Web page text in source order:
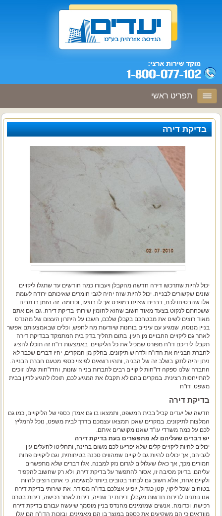
תפריט ראשי
בדיקת דירה
יכול להיות שתרכשו דירה חדשה מהקבלן ויעבורו כמה חודשים עד שתגלו ליקויים
שונים שקשורים לבנייה. יכול להיות שזה יהיה לגבי חומרים שאיכותם ירודה לעומת
אלו שהבטיחו לכם, דברים שצוינו במפרט אך לו בוצעו, וכדומה. זה הזמן בו תבינו
ששכחתם לנקוט בצעד מאוד חשוב שהוא להזמין שירותיבדיקת דירה. גם אם אתם
מאוד רוצים לשים את מבטחכם בקבלן שלכם, חשבו על היתרון העצום של מהנדס
בניין מנוסה, שמגיע עם עיניים בוחנות שיודעות מה לחפש, וכלים שבאמצעותם אפשר
לאתר גם ליקויים החבויים מן העין. בתום תהליך בדק בית המתמקד בבדיקת דירה
תקבלו לידיכם דו"ח מפורט שמכיל את כל הליקויים. באמצעות דו"ח זה תוכלו להציג
לחברת הבנייה את הדו"ח ולדרוש תיקונים. בחלק מן המקרים, יהיו דברים שכבר לא
ניתן יהיה לתקן בשלב זה של הבניה, ותהיו רשאים לפיצוי כספי מטעם חברת הבנייה.
החברה שלנו ספקה דו"חות ליקויים רבים לחברות בנייה שונות, והדו"חות שלנו זוכים
להתייחסות רצינית. במקרים בהם לא תקבלו את המגיע לכם, תוכלו להגיע לדיון בבית
משפט. דו"ח
בדיקת דירה
חדשה של יעדים קביל בבית המשפט, ותמצאו בו גם אמדן כספי של הליקויים, כמו גם
המלצות לתיקונים. במקרים שאכן תמצאו עצמכם בדרך לבית משפט, נוכל להמליץ
לכם על כמה משרדי עו"ד שאנו מקושרים איתם.
יש דברים שעליהם לא מתפשרים בעת בדיקת דירה
יכולים להיות ליקויים קלים שלא יפריעו לכם משום בחינה, ותחליטו להעלים עין
לגביהם, אך יכולים להיות גם ליקויים שמהווים סכנה בטיחותית, וגם ליקויים פחות
חמורים מכך, אך כאלו שעלולים לגרום נזק למבנה. אלו דברים שלא מתפשרים
עליהם. בדיוק מסיבה זו, אסור להתפשר עלבדיקת דירה, ולא רק שחשוב להקפיד
ולקיים אחת, אלא חשוב גם לבחור בטובים ביותר למשימה, כי אתם רוצים להיות
בטוחים שכל ליקוי, קטן כגדול, יופיע אצלכם בדו"ח מסודר. את שירותיבדיקת דירה
אנו נותנים לדירות חדשות מקבלן, דירות יד שנייה, דירות לאחר רכישה, דירות בטרם
רכישה, וכדומה. אנשים שמזמינים מהנדס בניין מוסמך שיעשה עבורם בדיקת דירה
מוודאים כי הם משקיעים את כספם במוצר בו הם מאמינים. ובזכות הדו"ח הם יגלו